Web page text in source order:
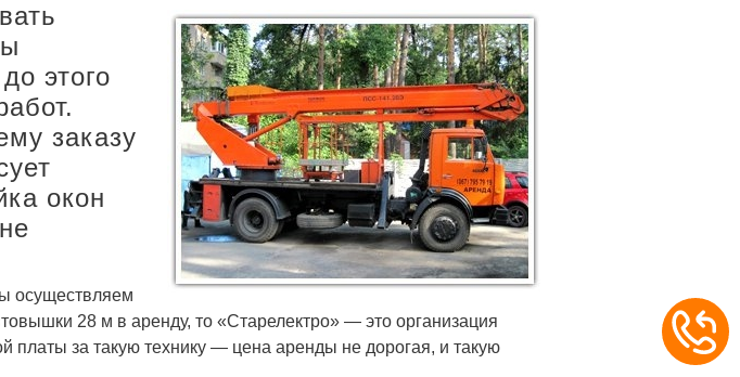
этого
заказу
окон
осуществляем
28 м в аренду, то «Старелектро» — это организация
платы за такую технику — цена аренды не дорогая, и такую